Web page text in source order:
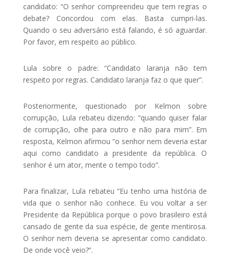
candidato: “O senhor compreendeu que tem regras o
debate? Concordou com elas. Basta cumpri-las.
Quando o seu adversário está falando, é só aguardar.
Por favor, em respeito ao público.
Lula sobre o padre: “Candidato laranja não tem
respeito por regras. Candidato laranja faz o que quer”.
Posteriormente, questionado por Kelmon sobre
corrupção, Lula rebateu dizendo: “quando quiser falar
de corrupção, olhe para outro e não para mim”. Em
resposta, Kelmon afirmou “o senhor nem deveria estar
aqui como candidato a presidente da república. O
senhor é um ator, mente o tempo todo”.
Para finalizar, Lula rebateu “Eu tenho uma história de
vida que o senhor não conhece. Eu vou voltar a ser
Presidente da República porque o povo brasileiro está
cansado de gente da sua espécie, de gente mentirosa.
O senhor nem deveria se apresentar como candidato.
De onde você veio?”.